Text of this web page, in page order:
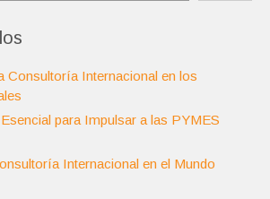
Consultoría Internacional en los
para Impulsar a las PYMES
Internacional en el Mundo